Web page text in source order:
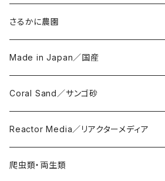
さるかに農園
Made in Japan／国産
Coral Sand／サンゴ砂
Reactor Media／リアクターメディア
爬虫類・両生類